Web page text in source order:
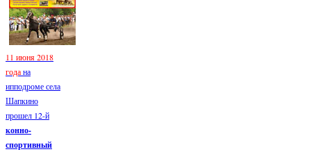
11 июня 2018
годана
ипподроме села
Шапкино
прошел 12-й
конно-
спортивный